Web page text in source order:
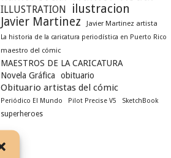
ILLUSTRATION
ilustracion
Javier Martinez
Javier Martinez artista
La historia de la caricatura periodística en Puerto Rico
maestro del cómic
MAESTROS DE LA CARICATURA
Novela Gráfica
obituario
Obituario artistas del cómic
Periódico El Mundo Pilot Precise V5 SketchBook
superheroes